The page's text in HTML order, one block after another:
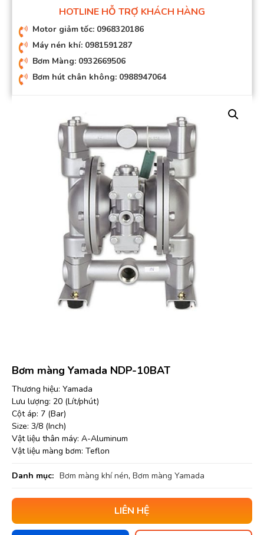
HOTLINE HỖ TRỢ KHÁCH HÀNG
Motor giảm tốc: 0968320186
Máy nén khí: 0981591287
Bơm Màng: 0932669506
Bơm hút chân không: 0988947064
Bơm màng Yamada NDP-10BAT
Thương hiệu: Yamada
Lưu lượng: 20 (Lít/phút)
Cột áp: 7 (Bar)
Size: 3/8 (Inch)
Vật liệu thân máy: A-Aluminum
Vật liệu màng bơm: Teflon
Danh mục: Bơm màng khí nén, Bơm màng Yamada
LIÊN HỆ